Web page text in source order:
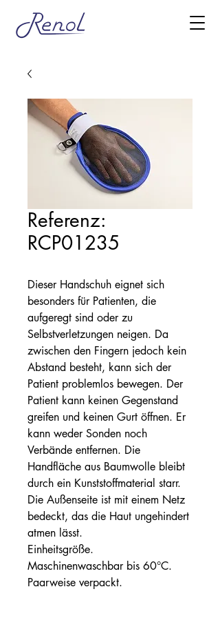
Referenz:
RCP01235
Dieser Handschuh eignet sich
besonders für Patienten, die
aufgeregt sind oder zu
Selbstverletzungen neigen. Da
zwischen den Fingern jedoch kein
Abstand besteht, kann sich der
Patient problemlos bewegen. Der
Patient kann keinen Gegenstand
greifen und keinen Gurt öffnen. Er
kann weder Sonden noch
Verbände entfernen. Die
Handfläche aus Baumwolle bleibt
durch ein Kunststoffmaterial starr.
Die Außenseite ist mit einem Netz
bedeckt, das die Haut ungehindert
atmen lässt.
Einheitsgröße.
Maschinenwaschbar bis 60°C.
Paarweise verpackt.